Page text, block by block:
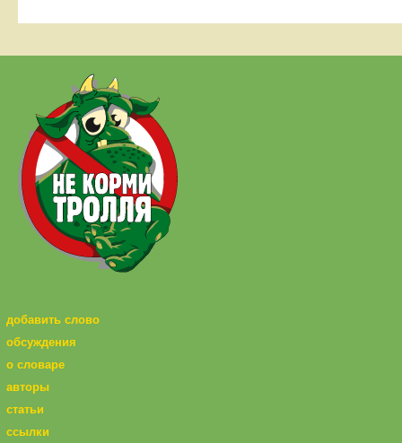
добавить слово
обсуждения
о словаре
авторы
статьи
ссылки